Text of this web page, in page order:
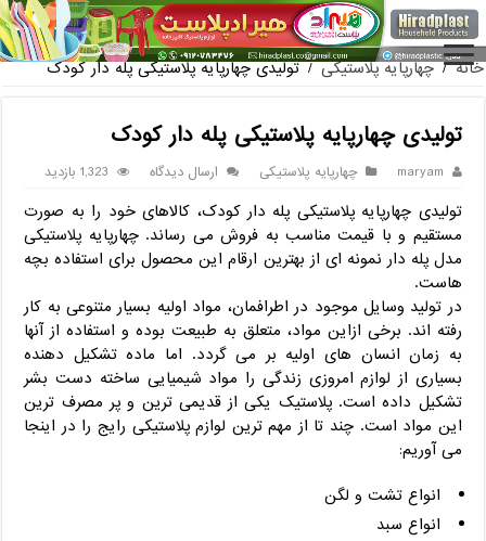
فروش گلدان پلاستیکی گلخانه به صورت آن
خانه / چهارپایه پلاستیکی / تولیدی چهارپایه پلاستیکی پله دار کودک
تولیدی چهارپایه پلاستیکی پله دار کودک
maryam چهارپایه پلاستیکی ارسال دیدگاه 1,323 بازدید
تولیدی چهارپایه پلاستیکی پله دار کودک، کالاهای خود را به صورت
مستقیم و با قیمت مناسب به فروش می رساند. چهارپایه پلاستیکی
مدل پله دار نمونه ای از بهترین ارقام این محصول برای استفاده بچه
هاست.
در تولید وسایل موجود در اطرافمان، مواد اولیه بسیار متنوعی به کار
رفته اند. برخی ازاین مواد، متعلق به طبیعت بوده و استفاده از آنها
به زمان انسان های اولیه بر می گردد. اما ماده تشکیل دهنده
بسیاری از لوازم امروزی زندگی را مواد شیمیایی ساخته دست بشر
تشکیل داده است. پلاستیک یکی از قدیمی ترین و پر مصرف ترین
این مواد است. چند تا از مهم ترین لوازم پلاستیکی رایج را در اینجا
می آوریم:
انواع تشت و لگن
انواع سبد